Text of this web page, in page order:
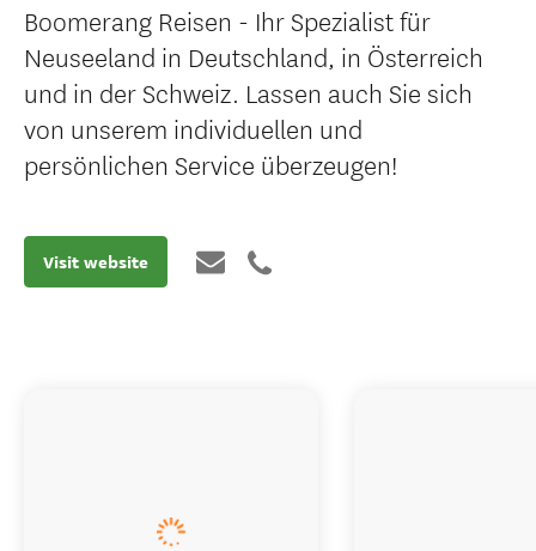
Boomerang Reisen - Ihr Spezialist für
Neuseeland in Deutschland, in Österreich
und in der Schweiz. Lassen auch Sie sich
von unserem individuellen und
persönlichen Service überzeugen!
Visit website